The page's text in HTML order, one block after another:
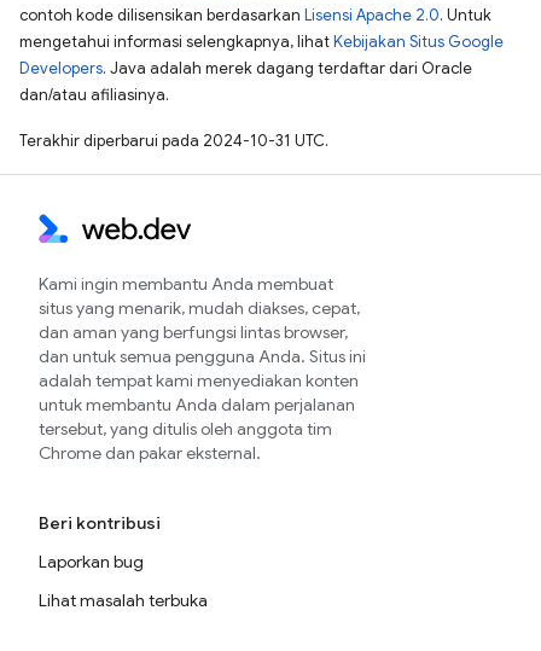
contoh kode dilisensikan berdasarkan Lisensi Apache 2.0. Untuk
mengetahui informasi selengkapnya, lihatKebijakan Situs Google
Developers. Java adalah merek dagang terdaftar dari Oracle
dan/atau afiliasinya.
Terakhir diperbarui pada 2024-10-31 UTC.
Kami ingin membantu Anda membuat
situs yang menarik, mudah diakses, cepat,
dan aman yang berfungsi lintas browser,
dan untuk semua pengguna Anda. Situs ini
adalah tempat kami menyediakan konten
untuk membantu Anda dalam perjalanan
tersebut, yang ditulis oleh anggota tim
Chrome dan pakar eksternal.
Beri kontribusi
Laporkan bug
Lihat masalah terbuka